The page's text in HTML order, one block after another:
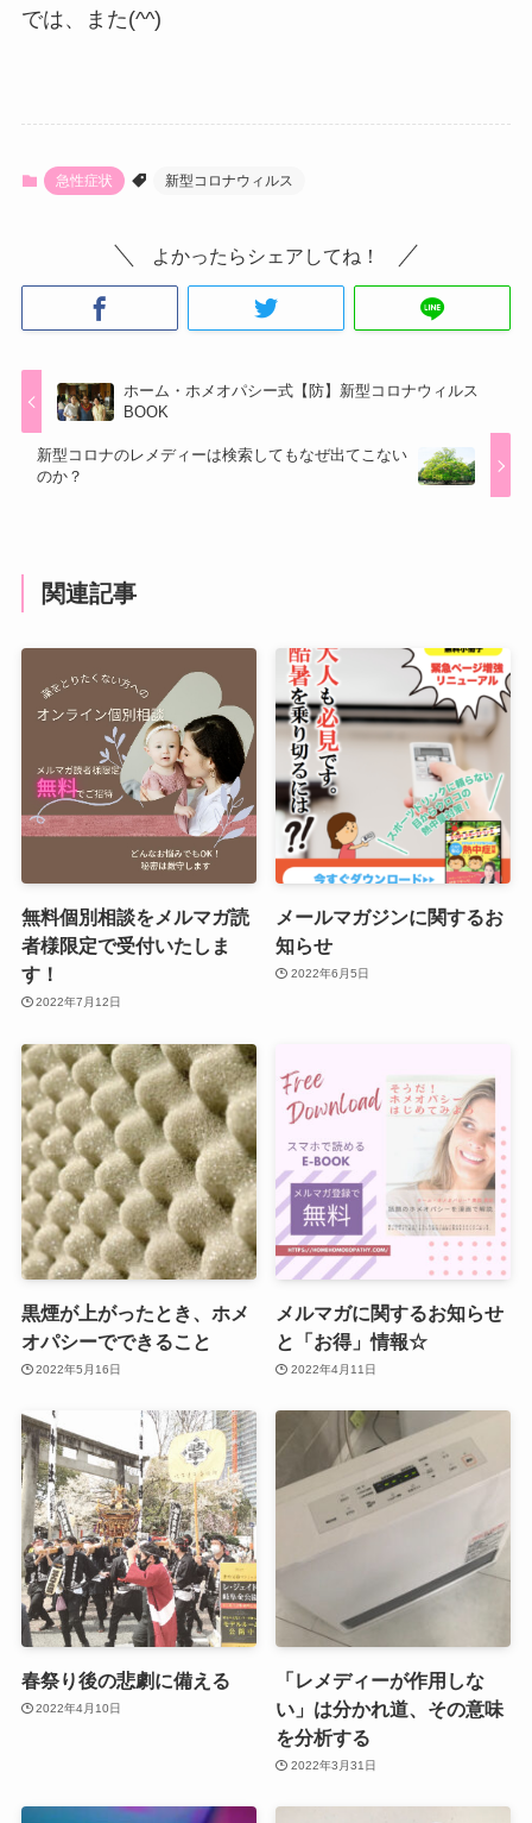
では、また(^^)
急性症状 新型コロナウィルス
よかったらシェアしてね！
ホーム・ホメオパシー式【防】新型コロナウィルス
BOOK
新型コロナのレメディーは検索してもなぜ出てこない
のか？
関連記事
無料個別相談をメルマガ読
者様限定で受付いたしま
す！
2022年7月12日
メールマガジンに関するお
知らせ
2022年6月5日
黒煙が上がったとき、ホメ
オパシーでできること
2022年5月16日
メルマガに関するお知らせ
と「お得」情報☆
2022年4月11日
春祭り後の悲劇に備える
2022年4月10日
「レメディーが作用しな
い」は分かれ道、その意味
を分析する
2022年3月31日